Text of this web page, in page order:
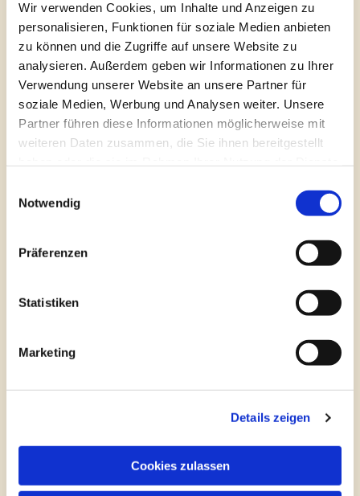
Wir verwenden Cookies, um Inhalte und Anzeigen zu
personalisieren, Funktionen für soziale Medien anbieten
zu können und die Zugriffe auf unsere Website zu
analysieren. Außerdem geben wir Informationen zu Ihrer
Verwendung unserer Website an unsere Partner für
soziale Medien, Werbung und Analysen weiter. Unsere
Partner führen diese Informationen möglicherweise mit
weiteren Daten zusammen, die Sie ihnen bereitgestellt
Notwendig
Präferenzen
Statistiken
Marketing
Details zeigen
Cookies zulassen